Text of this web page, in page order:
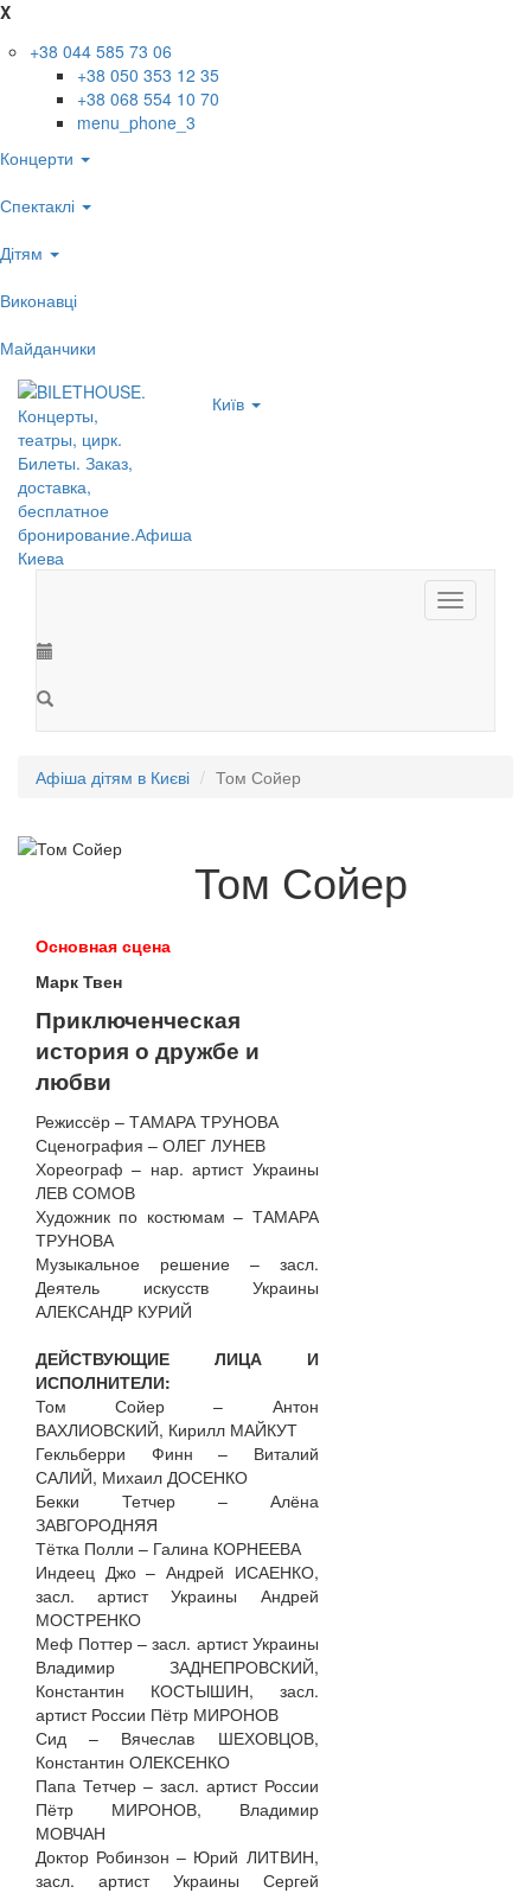
X
+38 044 585 73 06
+38 050 353 12 35
+38 068 554 10 70
menu_phone_3
Концерти
Спектаклі
Дітям
Виконавці
Майданчики
Київ
Toggle
navigation
Афіша дітям в Києві Том Сойер
Том Сойер
Основная сцена
Марк Твен
Приключенческая
история о дружбе и
любви
Режиссёр – ТАМАРА ТРУНОВА
Сценография – ОЛЕГ ЛУНЕВ
Хореограф – нар. артист Украины
ЛЕВ СОМОВ
Художник по костюмам – ТАМАРА
ТРУНОВА
Музыкальное решение – засл.
Деятель искусств Украины
АЛЕКСАНДР КУРИЙ
ДЕЙСТВУЮЩИЕ ЛИЦА И
ИСПОЛНИТЕЛИ:
Том Сойер – Антон
ВАХЛИОВСКИЙ, Кирилл МАЙКУТ
Гекльберри Финн – Виталий
САЛИЙ, Михаил ДОСЕНКО
Бекки Тетчер – Алёна
ЗАВГОРОДНЯЯ
Тётка Полли – Галина КОРНЕЕВА
Индеец Джо – Андрей ИСАЕНКО,
засл. артист Украины Андрей
МОСТРЕНКО
Меф Поттер – засл. артист Украины
Владимир ЗАДНЕПРОВСКИЙ,
Константин КОСТЫШИН, засл.
артист России Пётр МИРОНОВ
Сид – Вячеслав ШЕХОВЦОВ,
Константин ОЛЕКСЕНКО
Папа Тетчер – засл. артист России
Пётр МИРОНОВ, Владимир
МОВЧАН
Доктор Робинзон – Юрий ЛИТВИН,
засл. артист Украины Сергей